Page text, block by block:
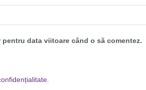
data viitoare când o să comentez.